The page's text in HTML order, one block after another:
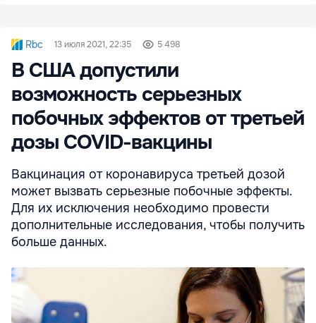
Rbc 13 июля 2021, 22:35 5 498
В США допустили
возможность серьезных
побочных эффектов от третьей
дозы COVID-вакцины
Вакцинация от коронавируса третьей дозой
может вызвать серьезные побочные эффекты.
Для их исключения необходимо провести
дополнительные исследования, чтобы получить
больше данных.